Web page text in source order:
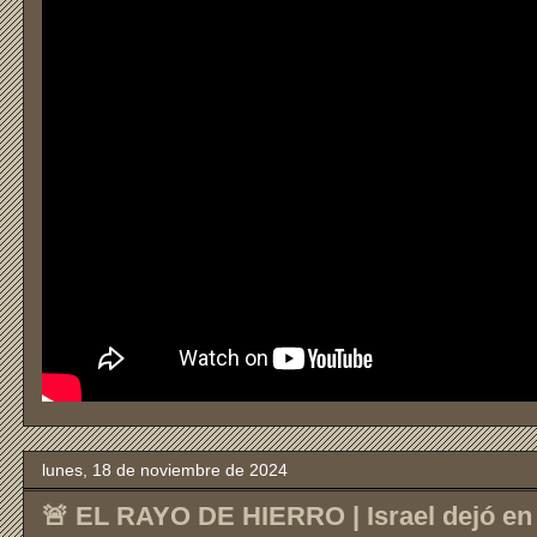
lunes, 18 de noviembre de 2024
🚨 EL RAYO DE HIERRO | Israel dejó